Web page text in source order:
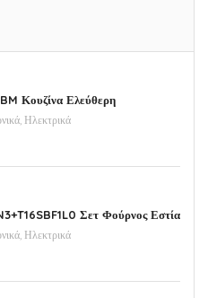
Κουζίνα Ελεύθερη
Ηλεκτρικά
Σετ Φούρνος Εστία
Ηλεκτρικά